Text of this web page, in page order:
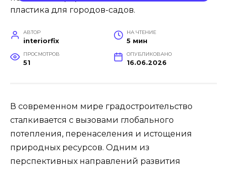
АВТОР
interiorfix
НА ЧТЕНИЕ
5 мин
ПРОСМОТРОВ
51
ОПУБЛИКОВАНО
16.06.2026
В современном мире градостроительство
сталкивается с вызовами глобального
потепления, перенаселения и истощения
природных ресурсов. Одним из
перспективных направлений развития